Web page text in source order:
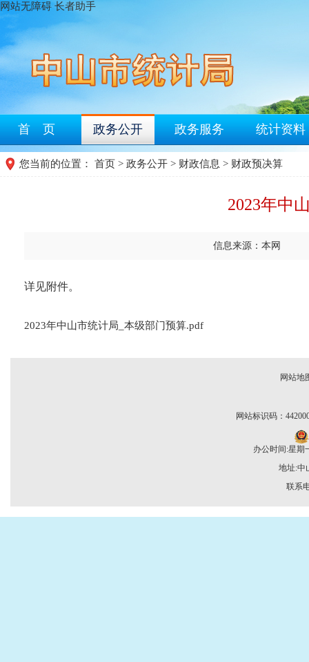
网站无障碍 长者助手
首 页 政务公开 政务服务 统计资料
您当前的位置： 首页 > 政务公开 > 财政信息 > 财政预决算
2023年中
信息来源：本网
详见附件。
2023年中山市统计局_本级部门预算.pdf
网站地
网站标识码：
办公时间:星期
地址:中
联系